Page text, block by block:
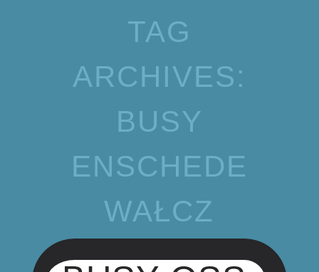
TAG
ARCHIVES:
BUSY
ENSCHEDE
WAŁCZ